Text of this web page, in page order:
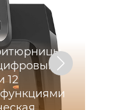
12